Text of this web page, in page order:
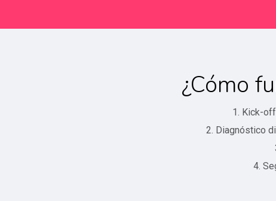
¿Cómo
1. Kick-
2. Diagnóstico
4.